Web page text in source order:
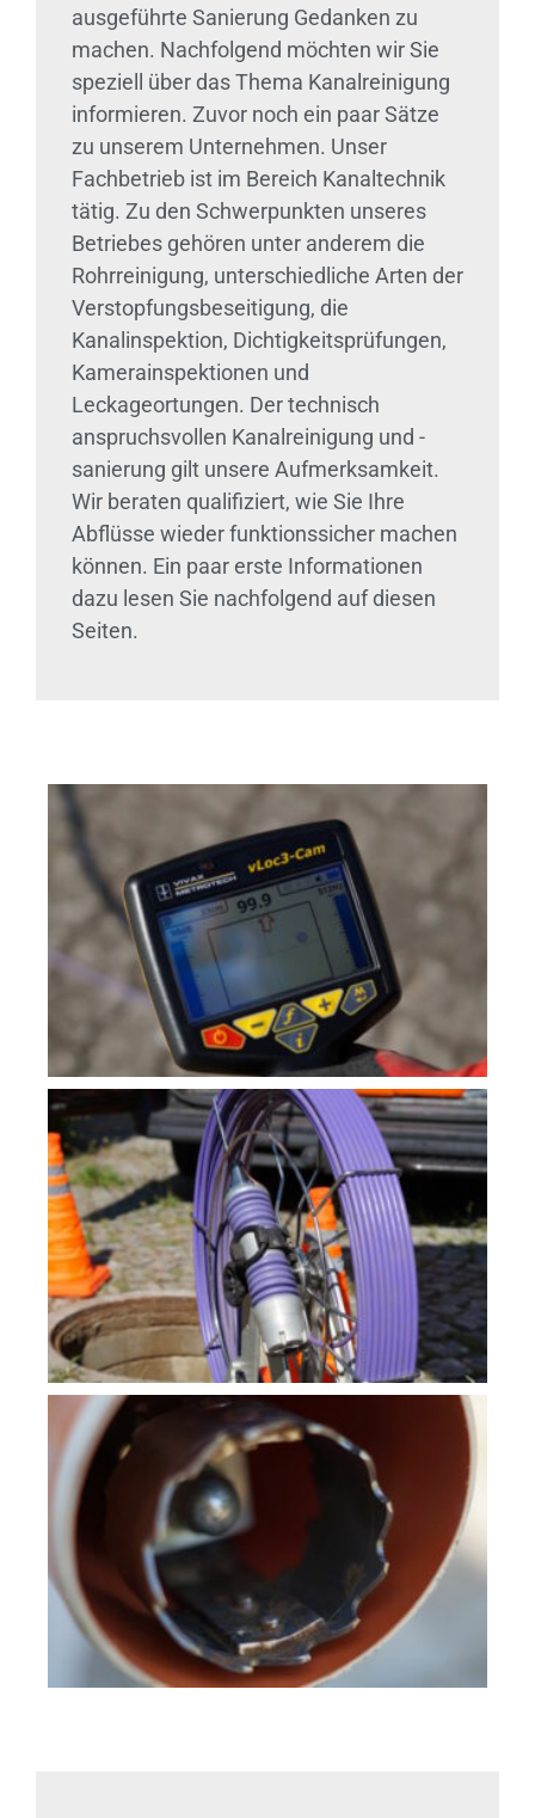
ausgeführte Sanierung Gedanken zu
machen. Nachfolgend möchten wir Sie
speziell über das Thema Kanalreinigung
informieren. Zuvor noch ein paar Sätze
zu unserem Unternehmen. Unser
Fachbetrieb ist im Bereich Kanaltechnik
tätig. Zu den Schwerpunkten unseres
Betriebes gehören unter anderem die
Rohrreinigung, unterschiedliche Arten der
Verstopfungsbeseitigung, die
Kanalinspektion, Dichtigkeitsprüfungen,
Kamerainspektionen und
Leckageortungen. Der technisch
anspruchsvollen Kanalreinigung und -
sanierung gilt unsere Aufmerksamkeit.
Wir beraten qualifiziert, wie Sie Ihre
Abflüsse wieder funktionssicher machen
können. Ein paar erste Informationen
dazu lesen Sie nachfolgend auf diesen
Seiten.